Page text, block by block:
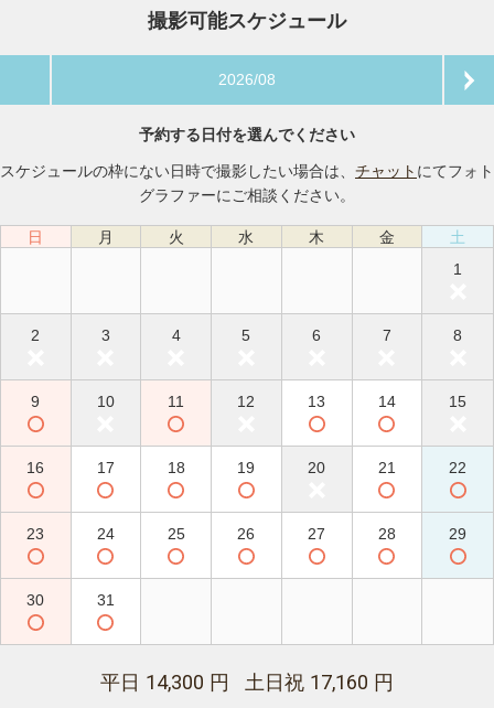
撮影可能スケジュール
2026/08
予約する日付を選んでください
スケジュールの枠にない日時で撮影したい場合は、 チャット にてフォト
グラファーにご相談ください。
日 月 火 水 木 金
土
1
2 3 4 5 6 7 8
9 10 11 12 13 14 15
16 17 18 19 20 21 22
23 24 25 26 27 28 29
30 31
平日 14,300 円 土日祝 17,160 円